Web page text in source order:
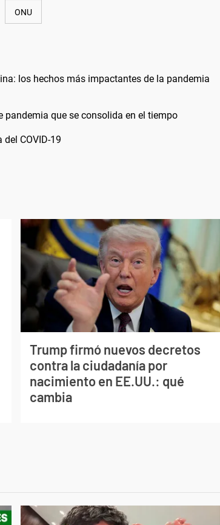
ONU
los hechos más impactantes de la pandemia
pandemia que se consolida en el tiempo
COVID-19
Trump firmó nuevos decretos
contra la ciudadanía por
nacimiento en EE.UU.: qué
cambia